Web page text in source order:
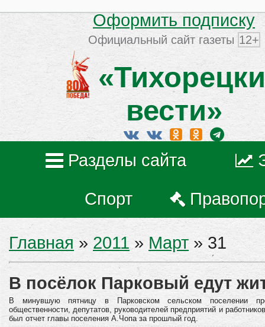
Оформить подписку
Официальный сайт газеты 12+
вести»
Разделы сайта
Спорт
Главная » 2011 » Март » 31
В посёлок Парковый едут
В минувшую пятницу в Парковском сельском поселении
общественности, депутатов, руководителей предприятий и
был отчет главы поселения А.Чопа за прошлый год.